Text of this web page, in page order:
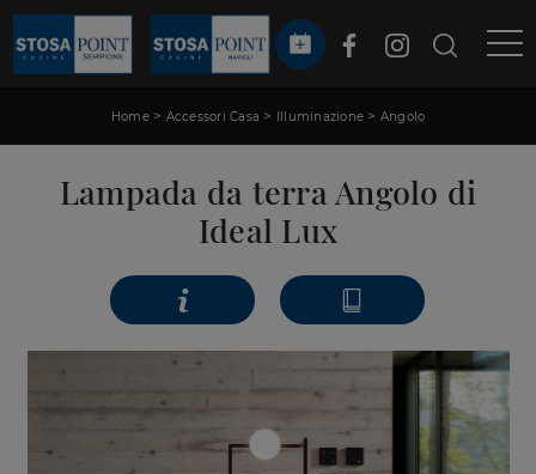
Home> Accessori Casa > Illuminazione > Angolo
Lampada da terra Angolo di
Ideal Lux